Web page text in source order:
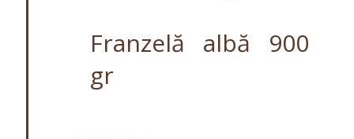
Franzelă albă 900
gr